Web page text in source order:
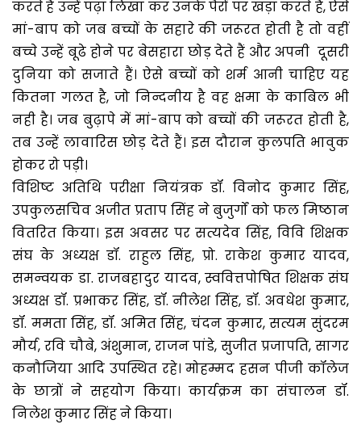
करते हैं उन्हें पढ़ा लिखा कर उनके पैरों पर खड़ा करते हैं, ऐसे
मां-बाप को जब बच्चों के सहारे की जरूरत होती है तो वहीं
बच्चे उन्हें बूढे होने पर बेसहारा छोड़ देते हैं और अपनी दूसरी
दुनिया को सजाते हैं। ऐसे बच्चों को शर्म आनी चाहिए यह
कितना गलत है, जो निन्दनीय है वह क्षमा के काबिल भी
नही है। जब बुढ़ापे में मां-बाप को बच्चों की जरूरत होती है,
तब उन्हें लावारिस छोड़ देते हैं। इस दौरान कुलपति भावुक
होकर रो पड़ी।
विशिष्ट अतिथि परीक्षा नियंत्रक डॉ. विनोद कुमार सिंह,
उपकुलसचिव अजीत प्रताप सिंह ने बुजुर्गों को फल मिष्ठान
वितरित किया। इस अवसर पर सत्यदेव सिंह, विवि शिक्षक
संघ के अध्यक्ष डॉ. राहुल सिंह, प्रो. राकेश कुमार यादव,
समन्वयक डा. राजबहादुर यादव, स्ववित्तपोषित शिक्षक संघ
अध्यक्ष डॉ. प्रभाकर सिंह, डॉ. नीलेश सिंह, डॉ. अवधेश कुमार,
डॉ. ममता सिंह, डॉ. अमित सिंह, चंदन कुमार, सत्यम सुंदरम
मौर्य, रवि चौबे, अंशुमान, राजन पांडे, सुजीत प्रजापति, सागर
कनौजिया आदि उपस्थित रहे। मोहम्मद हसन पीजी कॉलेज
के छात्रों ने सहयोग किया। कार्यक्रम का संचालन डॉ.
निलेश कुमार सिंह ने किया।